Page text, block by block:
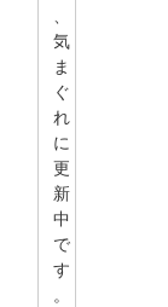
、
気
ま
ぐ
れ
に
更
新
中
で
す
。